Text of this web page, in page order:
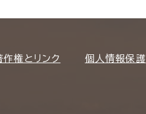
作権とリンク 個人情報保護